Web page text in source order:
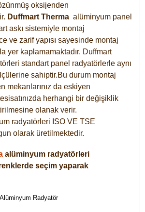
oksijenden
Duffmart Therma alüminyum panel
askı sistemiyle montaj
ve zarif yapısı sayesinde montaj
yer kaplamamaktadır. Duffmart
standart panel radyatörlerle aynı
sahiptir.Bu durum montaj
mekanlarınız da eskiyen
herhangi bir değişiklik
olanak verir.
radyatörleri ISO VE TSE
olarak üretilmektedir.
alüminyum radyatörleri
seçim yaparak